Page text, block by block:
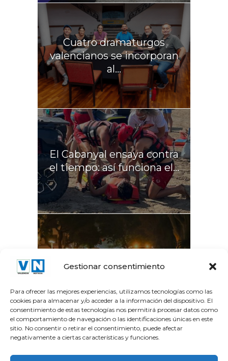
Gestionar consentimiento
Para ofrecer las mejores experiencias, utilizamos tecnologías como las
cookies para almacenar y/o acceder a la información del dispositivo. El
consentimiento de estas tecnologías nos permitirá procesar datos como
el comportamiento de navegación o las identificaciones únicas en este
sitio. No consentir o retirar el consentimiento, puede afectar
negativamente a ciertas características y funciones.
Cuatro dramaturgos
valencianos se incorporan
al...
El Cabanyal ensaya contra
el tiempo: así funciona el...
del Túria recupera el...